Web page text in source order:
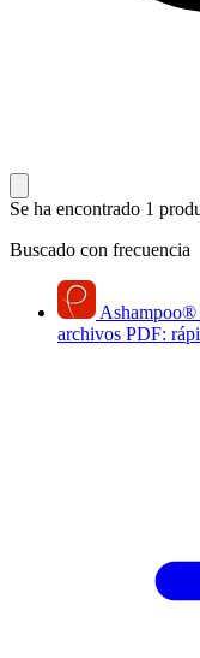
Se ha encontrado 1
Buscado con frecuencia
Ashampoo®
archivos PDF: